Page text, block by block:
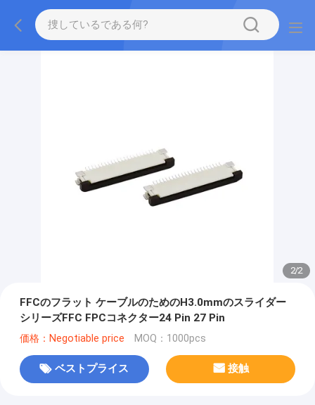
2/2
FFCのフラット ケーブルのためのH3.0mmのスライダー
シリーズFFC FPCコネクター24 Pin 27 Pin
価格：Negotiable price MOQ：1000pcs
ベストプライス 接触